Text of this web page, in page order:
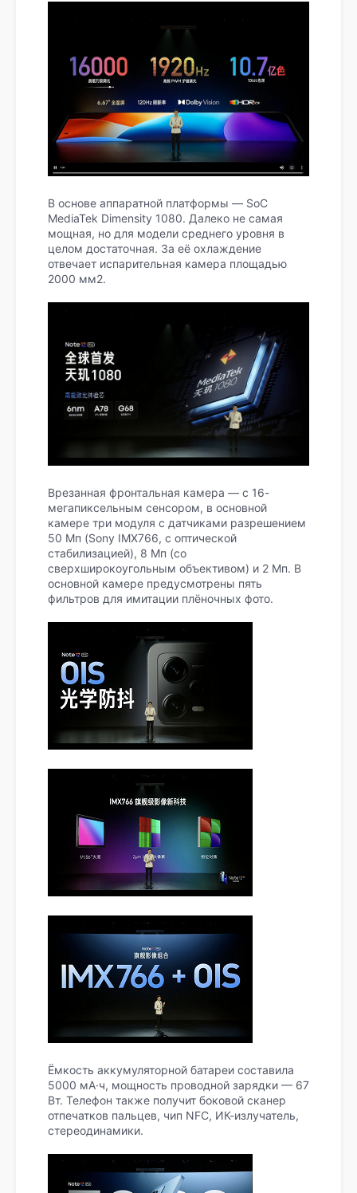
В основе аппаратной платформы — SoC
MediaTek Dimensity 1080. Далеко не самая
мощная, но для модели среднего уровня в
целом достаточная. За её охлаждение
отвечает испарительная камера площадью
2000 мм2.
Врезанная фронтальная камера — с 16-
мегапиксельным сенсором, в основной
камере три модуля с датчиками разрешением
50 Мп (Sony IMX766, с оптической
стабилизацией), 8 Мп (со
сверхширокоугольным объективом) и 2 Мп. В
основной камере предусмотрены пять
фильтров для имитации плёночных фото.
Ёмкость аккумуляторной батареи составила
5000 мА·ч, мощность проводной зарядки — 67
Вт. Телефон также получит боковой сканер
отпечатков пальцев, чип NFC, ИК-излучатель,
стереодинамики.